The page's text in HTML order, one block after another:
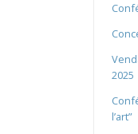
2025
l’art”